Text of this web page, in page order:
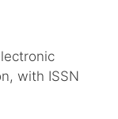
with ISSN